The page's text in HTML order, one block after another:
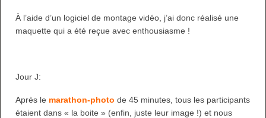
À l’aide d’un logiciel de montage vidéo, j’ai donc réalisé une
maquette qui a été reçue avec enthousiasme !
Jour J:
Après le marathon-photo de 45 minutes, tous les participants
étaient dans « la boite » (enfin, juste leur image !) et nous